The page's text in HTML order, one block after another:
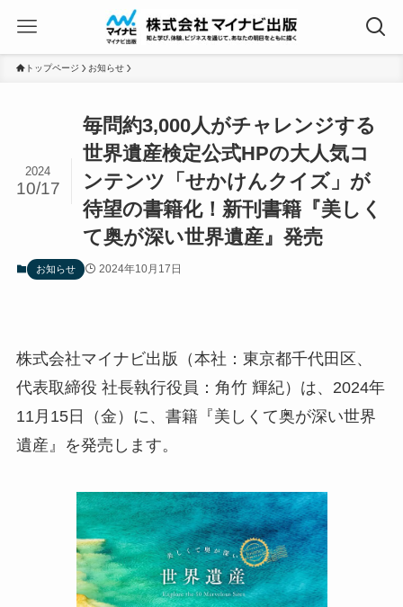
トップページ お知らせ
毎問約3,000人がチャレンジする
世界遺産検定公式HPの大人気コ
ンテンツ「せかけんクイズ」が
待望の書籍化！新刊書籍『美しく
て奥が深い世界遺産』発売
2024
10/17
お知らせ 2024年10月17日
株式会社マイナビ出版（本社：東京都千代田区、
代表取締役 社長執行役員：角竹 輝紀）は、2024年
11月15日（金）に、書籍『美しくて奥が深い世界
遺産』を発売します。